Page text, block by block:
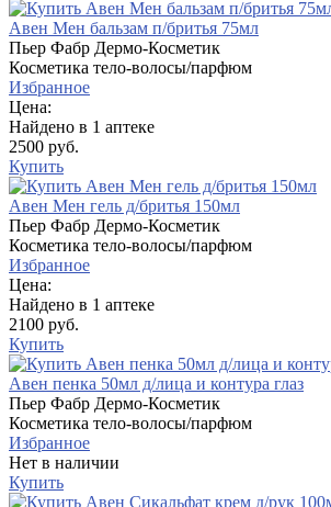
Авен Мен бальзам п/бритья 75мл
Пьер Фабр Дермо-Косметик
Косметика тело-волосы/парфюм
Избранное
Цена:
Найдено в 1 аптеке
2500 руб.
Купить
Авен Мен гель д/бритья 150мл
Пьер Фабр Дермо-Косметик
Косметика тело-волосы/парфюм
Избранное
Цена:
Найдено в 1 аптеке
2100 руб.
Купить
Авен пенка 50мл д/лица и контура глаз
Пьер Фабр Дермо-Косметик
Косметика тело-волосы/парфюм
Избранное
Нет в наличии
Купить